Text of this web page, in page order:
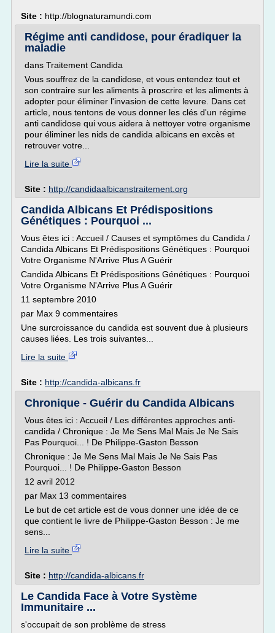
Site : http://blognaturamundi.com
Régime anti candidose, pour éradiquer la
maladie
dans Traitement Candida
Vous souffrez de la candidose, et vous entendez tout et
son contraire sur les aliments à proscrire et les aliments à
adopter pour éliminer l'invasion de cette levure. Dans cet
article, nous tentons de vous donner les clés d'un régime
anti candidose qui vous aidera à nettoyer votre organisme
pour éliminer les nids de candida albicans en excès et
retrouver votre...
Lire la suite
Site : http://candidaalbicanstraitement.org
Candida Albicans Et Prédispositions
Génétiques : Pourquoi ...
Vous êtes ici : Accueil / Causes et symptômes du Candida /
Candida Albicans Et Prédispositions Génétiques : Pourquoi
Votre Organisme N'Arrive Plus A Guérir
Candida Albicans Et Prédispositions Génétiques : Pourquoi
Votre Organisme N'Arrive Plus A Guérir
11 septembre 2010
par Max 9 commentaires
Une surcroissance du candida est souvent due à plusieurs
causes liées. Les trois suivantes...
Lire la suite
Site : http://candida-albicans.fr
Chronique - Guérir du Candida Albicans
Vous êtes ici : Accueil / Les différentes approches anti-
candida / Chronique : Je Me Sens Mal Mais Je Ne Sais
Pas Pourquoi... ! De Philippe-Gaston Besson
Chronique : Je Me Sens Mal Mais Je Ne Sais Pas
Pourquoi... ! De Philippe-Gaston Besson
12 avril 2012
par Max 13 commentaires
Le but de cet article est de vous donner une idée de ce
que contient le livre de Philippe-Gaston Besson : Je me
sens...
Lire la suite
Site : http://candida-albicans.fr
Le Candida Face à Votre Système
Immunitaire ...
s'occupait de son problème de stress